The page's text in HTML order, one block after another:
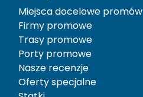
Miejsca docelowe promów
Firmy promowe
Trasy promowe
Porty promowe
Nasze recenzje
Oferty specjalne